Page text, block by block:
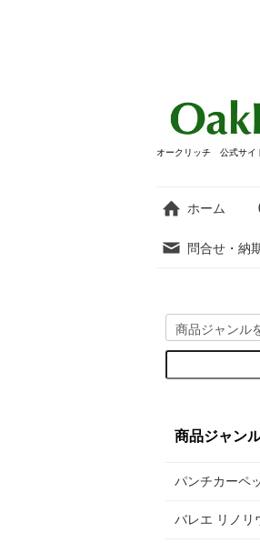
オークリッチ 公式サ
ホーム
問合せ・納
商品ジャン
パンチカーペ
バレエ リノリ